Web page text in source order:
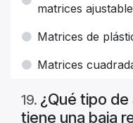
matrices
Matrices de
Matrices
19. ¿Qué tipo
tiene una baja